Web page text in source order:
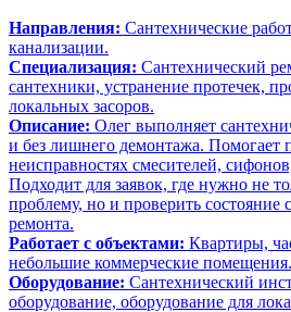
Направления: Сантехнические
канализации.
Специализация: Сантехнический
сантехники, устранение протечек,
локальных засоров.
Описание: Олег выполняет
и без лишнего демонтажа. Помогает
неисправностях смесителей,
Подходит для заявок, где нужно не
проблему, но и проверить состояние
ремонта.
Работает с объектами: Квартиры,
небольшие коммерческие помещения.
Оборудование: Сантехнический
оборудование, оборудование для